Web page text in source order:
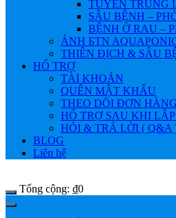
TUYẾN TRÙNG
SÂU BỆNH –
BỆNH Ở RAU –
ẢNH БTN
THIÊN ĐỊCH & SÂU
HỔ TRỢ
TÀI KHOẢN
QUÊN MẬT KHẨU
THEO DÕI ĐƠN HÀNG
HỔ TRỢ SAU KHI
HỎI & TRẢ LỜI ( Q&A
BLOG
Liên hệ
Tổng cộng: ₫0